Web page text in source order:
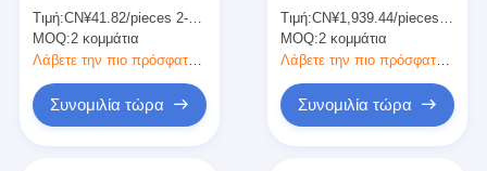
5100mAh Συσκευή
μπαταρίας ιόντων
λιθίου
Τιμή:CN¥41.82/pieces 2-99 pieces
MOQ:2 κομμάτια
Λάβετε την πιο πρόσφατη τιμή
Συνομιλία τώρα
για ηλεκτρικές
μοτοσυκλέτες
Τιμή:CN¥1,939.44/pieces 2-4 pieces
MOQ:2 κομμάτια
Συνομιλία τώρα